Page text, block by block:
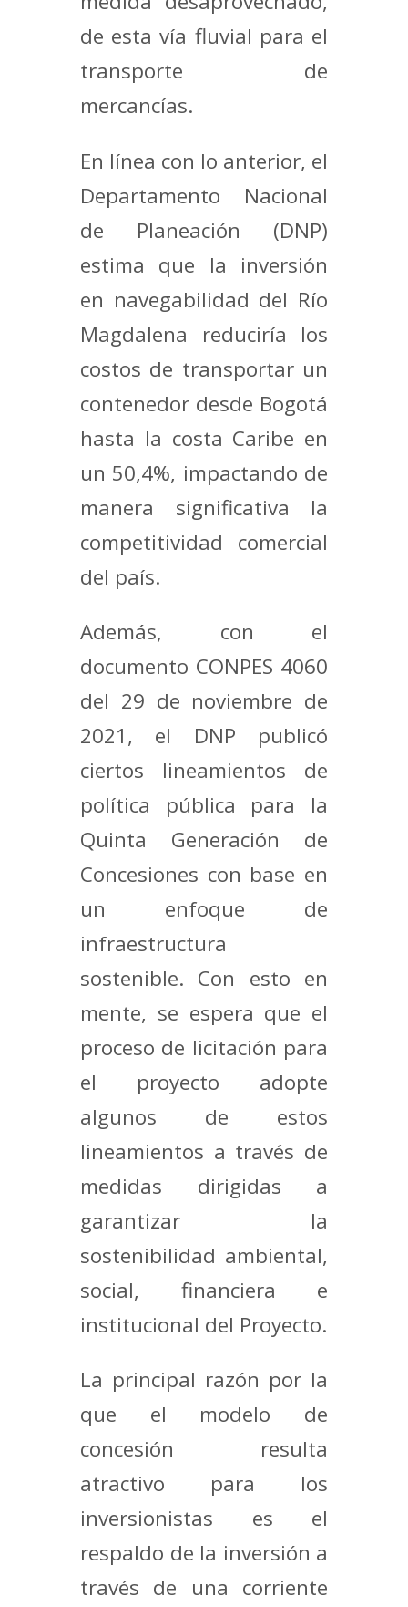
de esta vía fluvial para el
transporte de
mercancías.
En línea con lo anterior, el
Departamento Nacional
de Planeación (DNP)
estima que la inversión
en navegabilidad del Río
Magdalena reduciría los
costos de transportar un
contenedor desde Bogotá
hasta la costa Caribe en
un 50,4%, impactando de
manera significativa la
competitividad comercial
del país.
Además, con el
documento CONPES 4060
del 29 de noviembre de
2021, el DNP publicó
ciertos lineamientos de
política pública para la
Quinta Generación de
Concesiones con base en
un enfoque de
infraestructura
sostenible. Con esto en
mente, se espera que el
proceso de licitación para
el proyecto adopte
algunos de estos
lineamientos a través de
medidas dirigidas a
garantizar la
sostenibilidad ambiental,
social, financiera e
institucional del Proyecto.
La principal razón por la
que el modelo de
concesión resulta
atractivo para los
inversionistas es el
respaldo de la inversión a
través de una corriente